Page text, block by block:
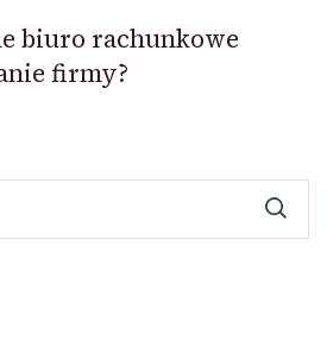
biuro rachunkowe
firmy?